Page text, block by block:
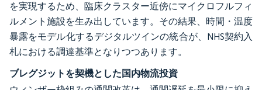
を実現するため、臨床クラスター近傍にマイクロフルフィ
ルメント施設を生み出しています。その結果、時間・温度
暴露をモデル化するデジタルツインの統合が、NHS契約入
札における調達基準となりつつあります。
ブレグジットを契機とした国内物流投資